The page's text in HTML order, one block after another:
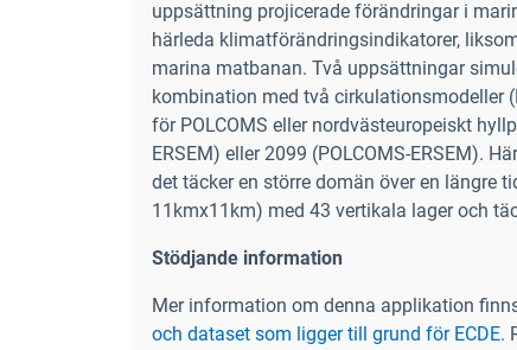
uppsättning projicerade förändringar i
härleda klimatförändringsindikatorer,
marina matbanan. Två uppsättningar
kombination med två cirkulationsmodeller
för POLCOMS eller nordvästeuropeiskt
ERSEM) eller 2099 (POLCOMS-ERSEM).
det täcker en större domän över en längre
11kmx11km) med 43 vertikala lager och
Stödjande information
Mer information om denna applikation
och dataset som ligger till grund för ECDE.